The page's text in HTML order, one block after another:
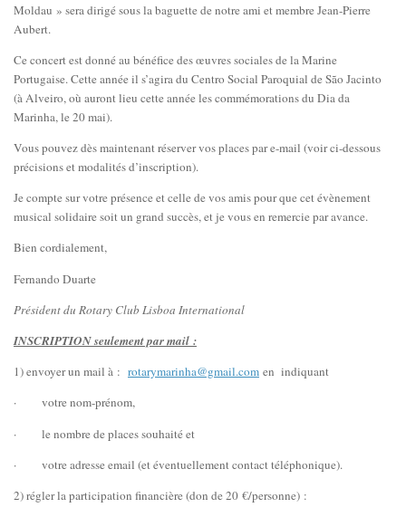
Moldau » sera dirigé sous la baguette de notre ami et membre Jean-Pierre
Aubert.
Ce concert est donné au bénéfice des œuvres sociales de la Marine
Portugaise. Cette année il s’agira du Centro Social Paroquial de São Jacinto
(à Alveiro, où auront lieu cette année les commémorations du Dia da
Marinha, le 20 mai).
Vous pouvez dès maintenant réserver vos places par e-mail (voir ci-dessous
précisions et modalités d’inscription).
Je compte sur votre présence et celle de vos amis pour que cet évènement
musical solidaire soit un grand succès, et je vous en remercie par avance.
Bien cordialement,
Fernando Duarte
Président du Rotary Club Lisboa International
INSCRIPTION seulement par mail :
1) envoyer un mail à : rotarymarinha@gmail.com en indiquant
· votre nom-prénom,
· le nombre de places souhaité et
· votre adresse email (et éventuellement contact téléphonique).
2) régler la participation financière (don de 20 €/personne) :